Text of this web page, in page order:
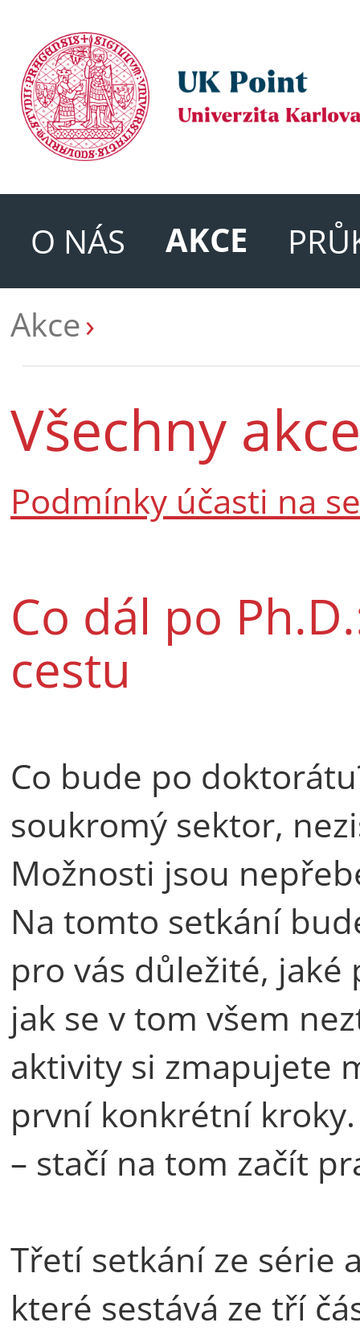
O NÁS AKCE
Akce
Všechny akce
Podmínky účasti na
Co dál po
cestu
Co bude po
soukromý sektor,
Možnosti jsou
Na tomto setkání
pro vás důležité,
jak se v tom všem
aktivity si zmapujete
první konkrétní
– stačí na tom začít
Třetí setkání ze série
které sestává ze tří